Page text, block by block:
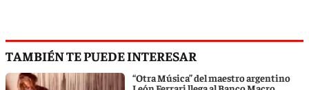
TAMBIÉN TE PUEDE INTERESAR
“Otra Música” del maestro argentino